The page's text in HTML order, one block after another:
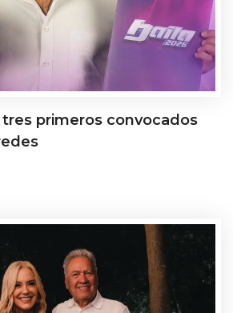
tres primeros convocados